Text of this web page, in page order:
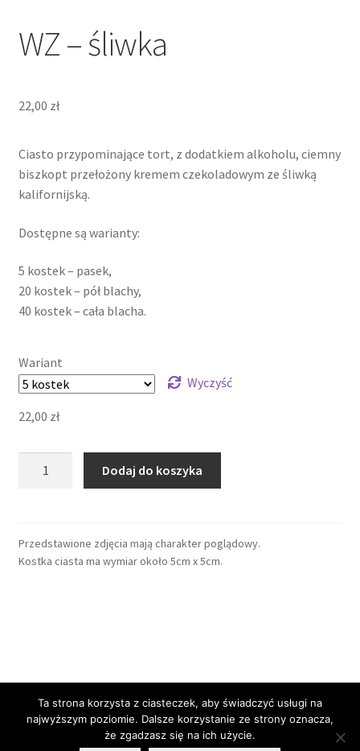
WZ – śliwka
22,00 zł
Ciasto przypominające tort, z dodatkiem alkoholu, ciemny
biszkopt przełożony kremem czekoladowym ze śliwką
kalifornijską.
Dostępne są warianty:
5 kostek – pasek,
20 kostek – pół blachy,
40 kostek – cała blacha.
Wariant
Wyczyść
22,00 zł
Dodaj do koszyka
Przedstawione zdjęcia mają charakter poglądowy.
Kostka ciasta ma wymiar około 5cm x 5cm.
Polityka prywatności
Ta strona korzysta z ciasteczek, aby świadczyć usługi na
najwyższym poziomie. Dalsze korzystanie ze strony oznacza,
że zgadzasz się na ich użycie.